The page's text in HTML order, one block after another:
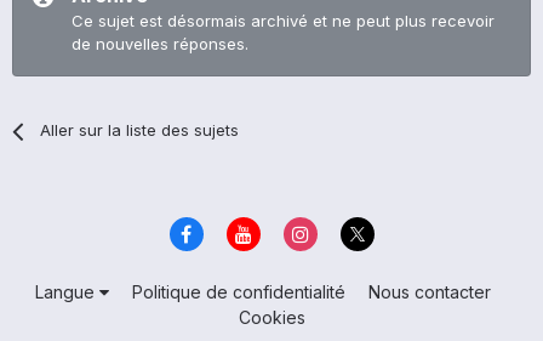
Ce sujet est désormais archivé et ne peut plus recevoir
de nouvelles réponses.
Aller sur la liste des sujets
Langue Politique de confidentialité
Nous contacter
Cookies